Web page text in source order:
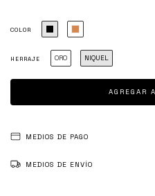
COLOR
HERRAJE ORO NIQUEL
MEDIOS DE PAGO
MEDIOS DE ENVÍO